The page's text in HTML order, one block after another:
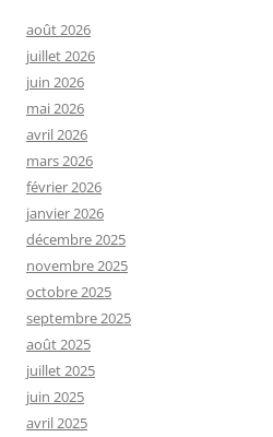
août 2026
juillet 2026
juin 2026
mai 2026
avril 2026
mars 2026
février 2026
janvier 2026
décembre 2025
novembre 2025
octobre 2025
septembre 2025
août 2025
juillet 2025
juin 2025
avril 2025